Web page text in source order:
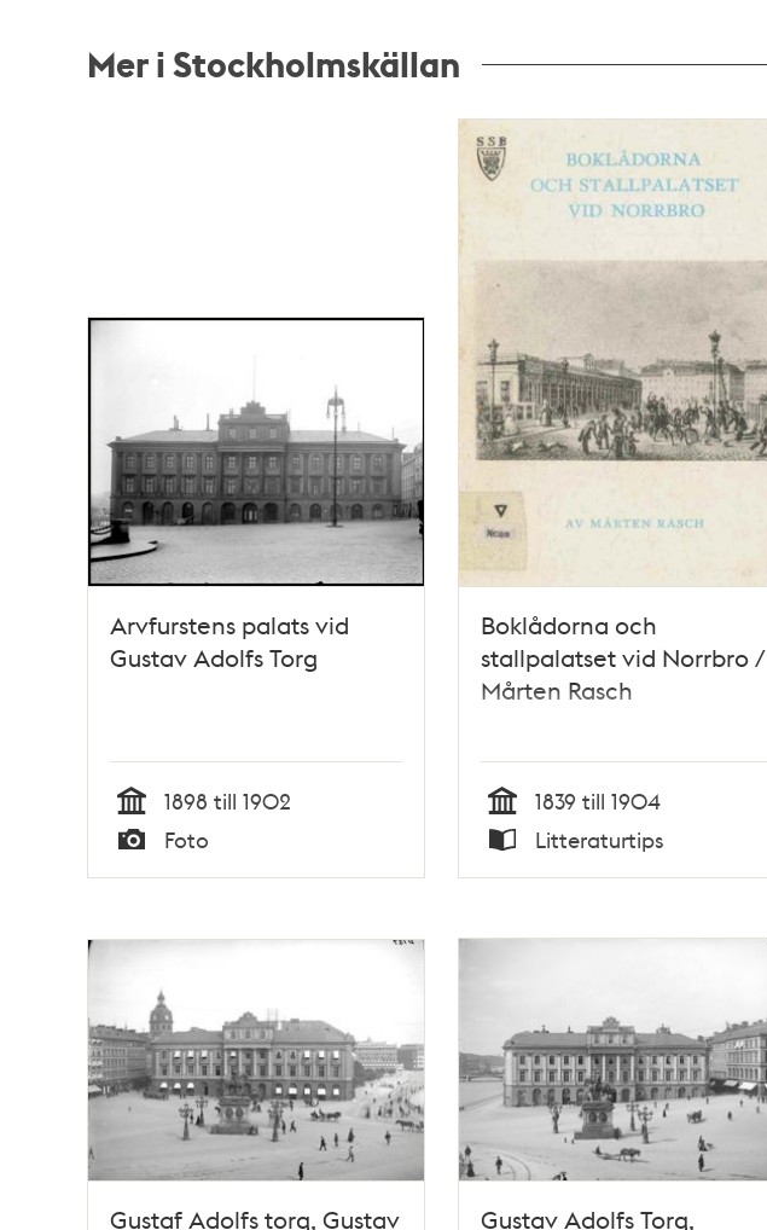
Mer i Stockholmskällan
Arvfurstens palats vid
Gustav Adolfs Torg
Tid
1898 till 1902
Typ
Foto
Boklådorna och
stallpalatset vid Norrbro /
Mårten Rasch
Tid
1839 till 1904
Typ
Litteraturtips
Gustaf Adolfs torg, Gustav Gustav Adolfs Torg,